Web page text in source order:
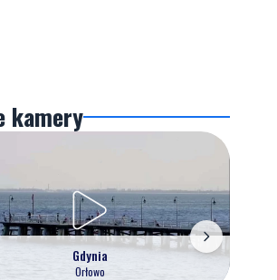
kamery
Gdynia
Orłowo